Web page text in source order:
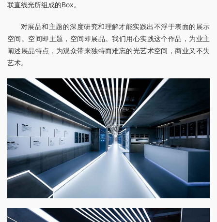
联直线光所组成的Box。
对展品和主题的深度研究和理解才能实践出不浮于表面的展示
空间。空间即主题，空间即展品。我们用心实践这个作品，为业主
阐述展品特点，为观众带来独特而难忘的光艺术空间，商业又不失
艺术。